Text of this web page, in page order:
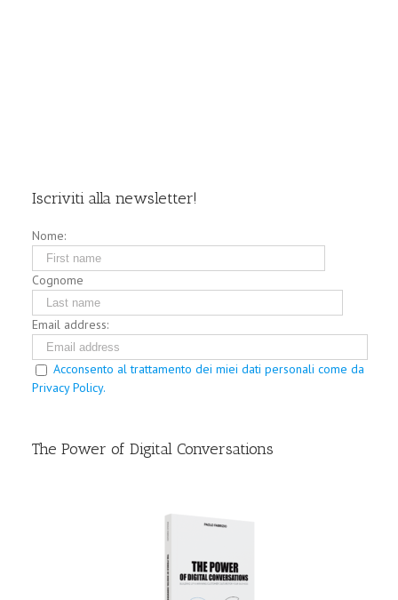
Iscriviti alla newsletter!
Nome:
Cognome
Email address:
Acconsento al trattamento dei miei dati personali come da
Privacy Policy.
The Power of Digital Conversations